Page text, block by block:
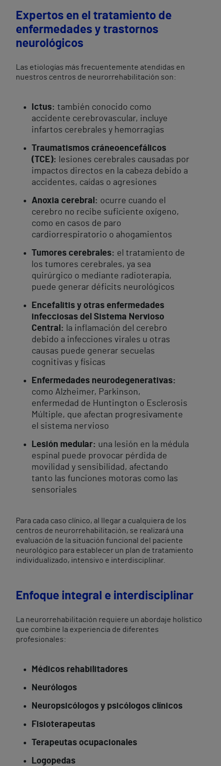
Expertos en el tratamiento de
enfermedades y trastornos
neurológicos
Las etiologías más frecuentemente atendidas en
nuestros centros de neurorrehabilitación son:
Ictus: también conocido como
accidente cerebrovascular, incluye
infartos cerebrales y hemorragias
Traumatismos cráneoencefálicos
(TCE):
lesiones cerebrales causadas por
impactos directos en la cabeza debido a
accidentes, caídas o agresiones
Anoxia cerebral: ocurre cuando el
cerebro no recibe suficiente oxígeno,
como en casos de paro
cardiorrespiratorio o ahogamientos
Tumores cerebrales: el tratamiento de
los tumores cerebrales, ya sea
quirúrgico o mediante radioterapia,
puede generar déficits neurológicos
Encefalitis y otras enfermedades
infecciosas del Sistema Nervioso
Central:
la inflamación del cerebro
debido a infecciones virales u otras
causas puede generar secuelas
cognitivas y físicas
Enfermedades neurodegenerativas:
como Alzheimer, Parkinson,
enfermedad de Huntington o Esclerosis
Múltiple, que afectan progresivamente
el sistema nervioso
Lesión medular: una lesión en la médula
espinal puede provocar pérdida de
movilidad y sensibilidad, afectando
tanto las funciones motoras como las
sensoriales
Para cada caso clínico, al llegar a cualquiera de los
centros de neurorrehabilitación, se realizará una
evaluación de la situación funcional del paciente
neurológico para establecer un plan de tratamiento
individualizado, intensivo e interdisciplinar.
Enfoque integral e interdisciplinar
La neurorrehabilitación requiere un abordaje holístico
que combine la experiencia de diferentes
profesionales:
Médicos rehabilitadores
Neurólogos
Neuropsicólogos y psicólogos clínicos
Fisioterapeutas
Terapeutas ocupacionales
Logopedas